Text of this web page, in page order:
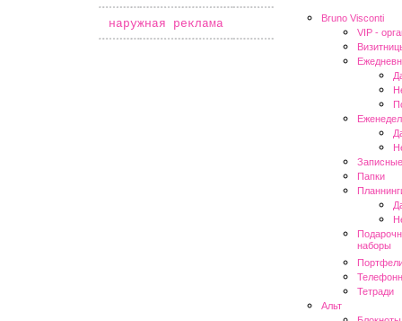
наружная реклама
Bruno Visconti
VIP -
Папки
наборы
Тетради
Альт